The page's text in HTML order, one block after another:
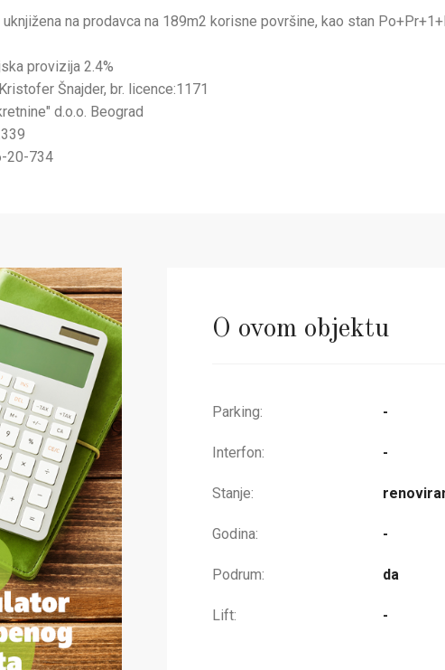
uknjižena na prodavca na 189m2 korisne površine, kao stan
provizija 2.4%
Šnajder, br. licence:1171
d.o.o. Beograd
20-734
O ovom objektu
Parking: -
Interfon: -
Stanje:
Godina: -
Podrum: da
Lift: -